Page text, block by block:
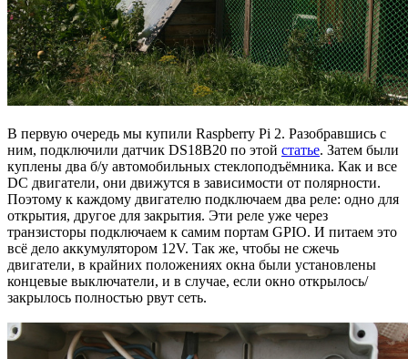
В первую очередь мы купили Raspberry Pi 2. Разобравшись с
ним, подключили датчик DS18B20 по этой статье. Затем были
куплены два б/у автомобильных стеклоподъёмника. Как и все
DC двигатели, они движутся в зависимости от полярности.
Поэтому к каждому двигателю подключаем два реле: одно для
открытия, другое для закрытия. Эти реле уже через
транзисторы подключаем к самим портам GPIO. И питаем это
всё дело аккумулятором 12V. Так же, чтобы не сжечь
двигатели, в крайних положениях окна были установлены
концевые выключатели, и в случае, если окно открылось/
закрылось полностью рвут сеть.